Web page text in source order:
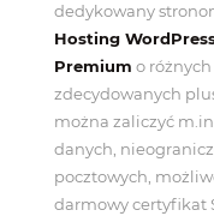
dedykowany
Hosting
Premium o
zdecydowanych
można zaliczyć
danych,
pocztowych,
darmowy certyfikat